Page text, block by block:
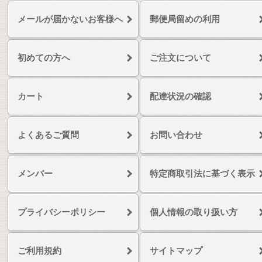
メールが届かないお客様へ 郵便局留めの利用
初めての方へ ご注文について
カート 配達状況の確認
よくあるご質問 お問い合わせ
メンバー 特定商取引法に基づく表示
プライバシーポリシー 個人情報の取り扱い方
ご利用規約 サイトマップ